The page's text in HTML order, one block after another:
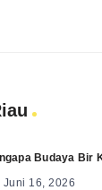
Budaya Bir
Juni 16, 2026